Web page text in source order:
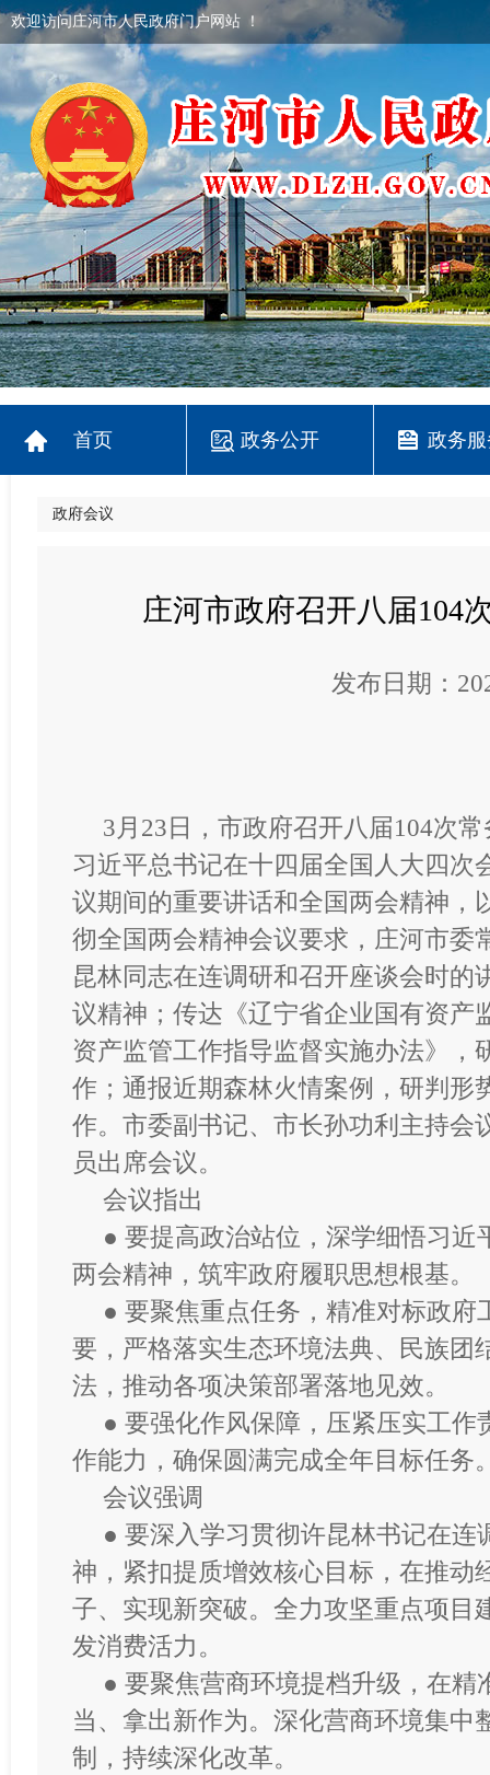
欢迎访问庄河市人民政府门户网站 ！
首页 政务公开 政务
政府会议
庄河市政府召开八届104
发布日期：
3月23日，市政府召开八届104次
习近平总书记在十四届全国人大四次
议期间的重要讲话和全国两会精神，
彻全国两会精神会议要求，庄河市委
昆林同志在连调研和召开座谈会时的
议精神；传达《辽宁省企业国有资产
资产监管工作指导监督实施办法》，
作；通报近期森林火情案例，研判形
作。市委副书记、市长孙功利主持会
员出席会议。
会议指出
● 要提高政治站位，深学细悟习
两会精神，筑牢政府履职思想根基。
● 要聚焦重点任务，精准对标政府
要，严格落实生态环境法典、民族团
法，推动各项决策部署落地见效。
● 要强化作风保障，压紧压实工
作能力，确保圆满完成全年目标任务
会议强调
● 要深入学习贯彻许昆林书记在
神，紧扣提质增效核心目标，在推动
子、实现新突破。全力攻坚重点项目
发消费活力。
● 要聚焦营商环境提档升级，在精
当、拿出新作为。深化营商环境集中
制，持续深化改革。